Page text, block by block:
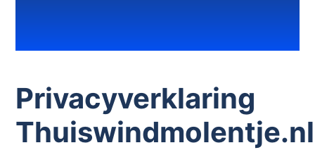
Privacyverklaring
Thuiswindmolentje.nl